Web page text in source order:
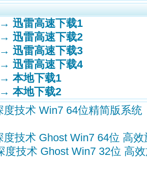
迅雷高速下载1
迅雷高速下载2
迅雷高速下载3
迅雷高速下载4
本地下载1
本地下载2
度技术 Win7 64位精简版系
度技术 Ghost Win7 64位 高
度技术 Ghost Win7 32位 高